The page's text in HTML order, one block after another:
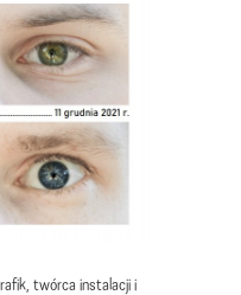
twórca instalacji i